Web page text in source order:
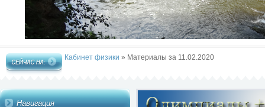
Кабинет физики » Материалы за 11.02.2020
Навигация